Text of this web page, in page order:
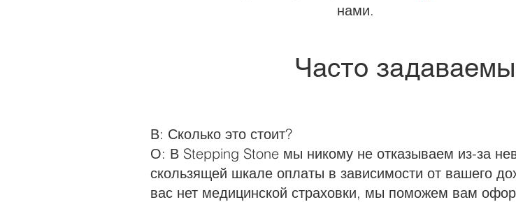
нами.
Часто
В: Сколько это стоит?
О: В Stepping Stone мы никому не отказываем из-за
скользящей шкале оплаты в зависимости от вашего
вас нет медицинской страховки, мы поможем вам